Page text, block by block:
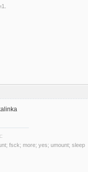
fsck; more; yes; umount; sleep